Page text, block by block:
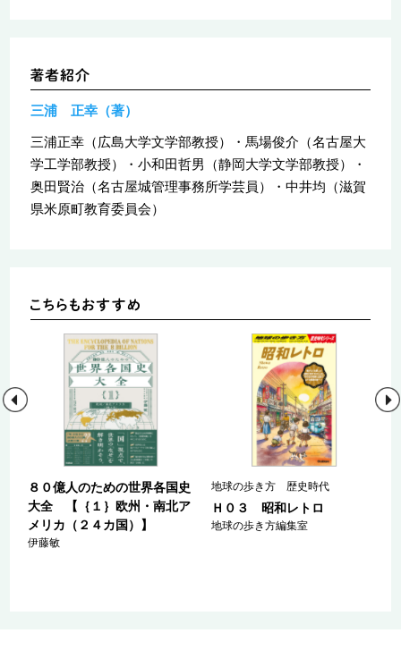
三浦 正幸（著）
三浦正幸（広島大学文学部教授）・馬場俊介（名古屋大
学工学部教授）・小和田哲男（静岡大学文学部教授）・
奥田賢治（名古屋城管理事務所学芸員）・中井均（滋賀
県米原町教育委員会）
８０億人のための世界各国史
大全 【｛１｝欧州・南北ア
メリカ（２４カ国）】
伊藤敏
地球の歩き方 歴史時代
Ｈ０３ 昭和レトロ
地球の歩き方編集室